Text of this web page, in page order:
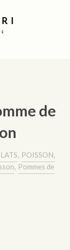
de
, POISSON,
, Pommes de